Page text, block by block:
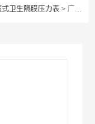
式卫生隔膜压力表 > 厂家供应隔膜防震压力表